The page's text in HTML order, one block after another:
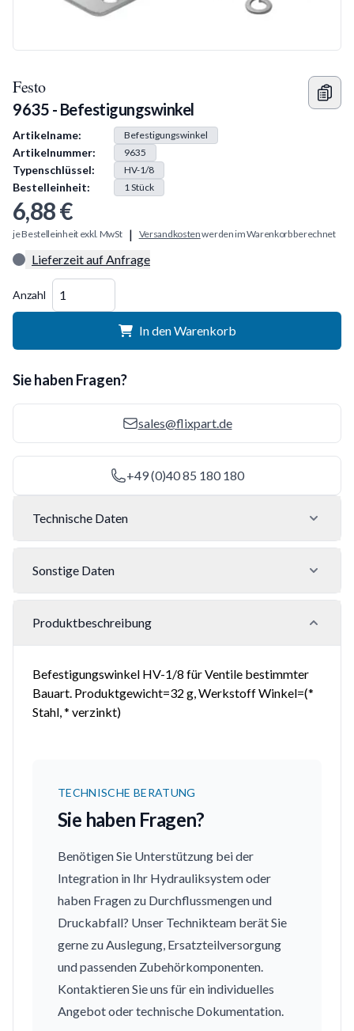
Festo
9635 - Befestigungswinkel
Produkt Information
Artikelname: Befestigungswinkel
Artikelnummer: 9635
Typenschlüssel: HV-1/8
Bestelleinheit: 1 Stück
6,88 €
je Bestelleinheit exkl. MwSt | Versandkostenwerden im Warenkorb berechnet
Lieferzeit auf Anfrage
Anzahl
In den Warenkorb
Sie haben Fragen?
sales@flixpart.de
+49 (0)40 85 180 180
Technische Daten
Sonstige Daten
Produktbeschreibung
Befestigungswinkel HV-1/8 für Ventile bestimmter
Bauart. Produktgewicht=32 g, Werkstoff Winkel=(*
Stahl, * verzinkt)
TECHNISCHE BERATUNG
Sie haben Fragen?
Benötigen Sie Unterstützung bei der
Integration in Ihr Hydrauliksystem oder
haben Fragen zu Durchflussmengen und
Druckabfall? Unser Technikteam berät Sie
gerne zu Auslegung, Ersatzteilversorgung
und passenden Zubehörkomponenten.
Kontaktieren Sie uns für ein individuelles
Angebot oder technische Dokumentation.